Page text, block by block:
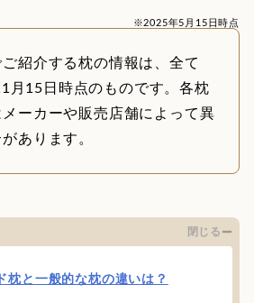
※2025年5月15日時点
紹介する枕の情報は、全て
月15日時点のものです。各枕
ーカーや販売店舗によって異
あります。
閉じる
枕と一般的な枕の違いは？